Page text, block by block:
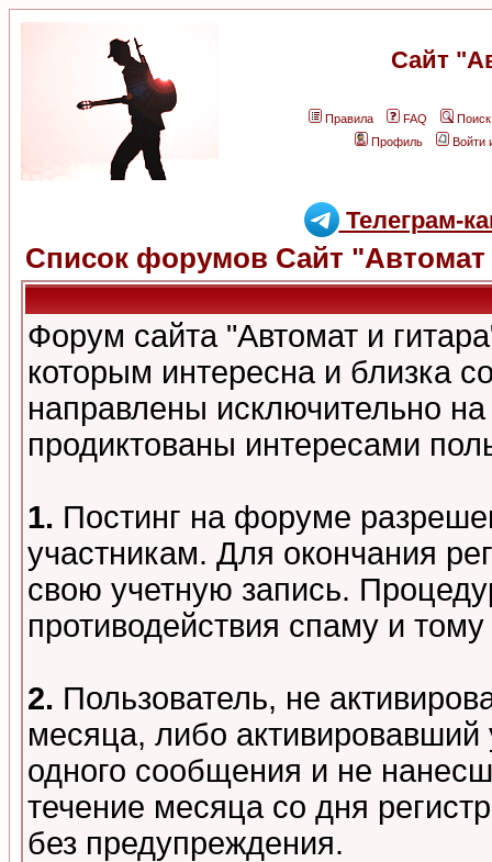
Сайт
Правила FAQ
Поиск
Профиль
Войти
Телеграм-
Список форумов Сайт "Автомат
Форум сайта "Автомат и
которым интересна и близка
направлены исключительно
продиктованы интересами
1. Постинг на форуме
участникам. Для окончания
свою учетную запись.
противодействия спаму и
2. Пользователь, не
месяца, либо
одного сообщения и не
течение месяца со дня
без предупреждения.